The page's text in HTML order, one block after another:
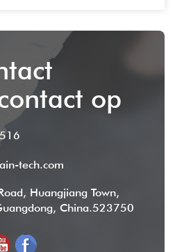
op
tech.com
Huangjiang Town,
China.523750